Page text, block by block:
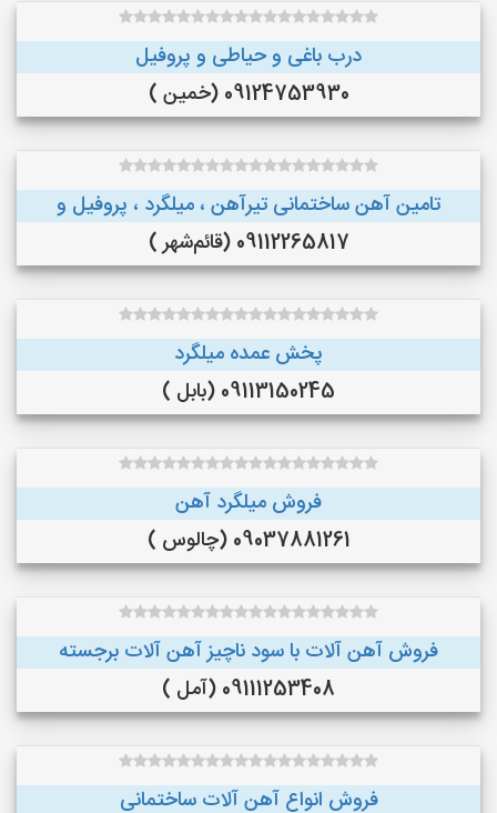
درب باغی و حیاطی و پروفیل
09124753930 (خمین )
تامین آهن ساختمانی تیرآهن ، میلگرد ، پروفیل و
09112265817 (قائم‌شهر )
پخش عمده میلگرد
09113150245 (بابل )
فروش میلگرد آهن
09037881261 (چالوس )
فروش آهن آلات با سود ناچیز آهن آلات برجسته
09111253408 (آمل )
فروش انواع آهن آلات ساختمانی